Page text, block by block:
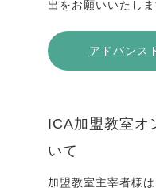
出をお願いいたしま
アドバンス
ICA加盟教室オ
いて
加盟教室主宰者様